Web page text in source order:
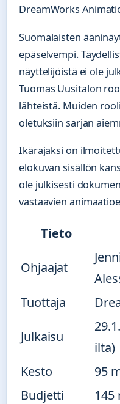
DreamWorks
Suomalaisten
epäselvempi.
näyttelijöistä ei ole
Tuomas Uusitalon
lähteistä. Muiden
oletuksiin sarjan
Ikärajaksi on
elokuvan sisällön
ole julkisesti
vastaavien
Tieto
Ohjaajat
Tuottaja
Julkaisu
ilta)
Kesto
95
Budjetti
145